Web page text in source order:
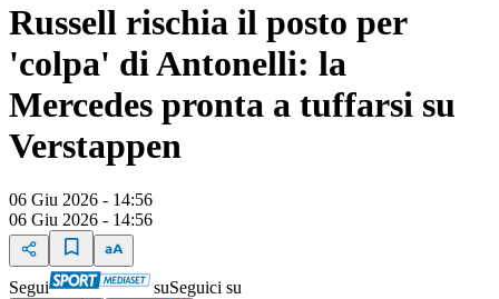
Russell rischia il posto per
'colpa' di Antonelli: la
Mercedes pronta a tuffarsi su
Verstappen
06 Giu 2026 - 14:56
06 Giu 2026 - 14:56
Segui suSeguici su